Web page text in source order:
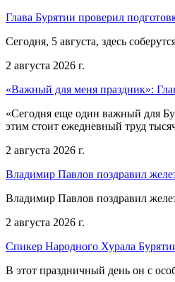
Глава Бурятии проверил
Сегодня, 5 августа, здесь
2 августа 2026 г.
«Важный для меня праздник»:
«Сегодня еще один важный для
этим стоит ежедневный труд
2 августа 2026 г.
Владимир Павлов поздравил
Владимир Павлов поздравил
2 августа 2026 г.
Спикер Народного Хурала
В этот праздничный день он с